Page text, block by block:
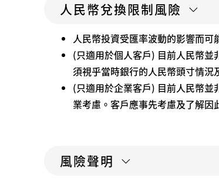
人民幣兌換限制風險
人民幣投資受匯率波動的影響而
(只適用於個人客戶) 目前人民幣並
須視乎當時銀行的人民幣頭寸情況
(只適用於企業客戶) 目前人民幣
業考慮。客戶應事先考慮及了解因
風險聲明